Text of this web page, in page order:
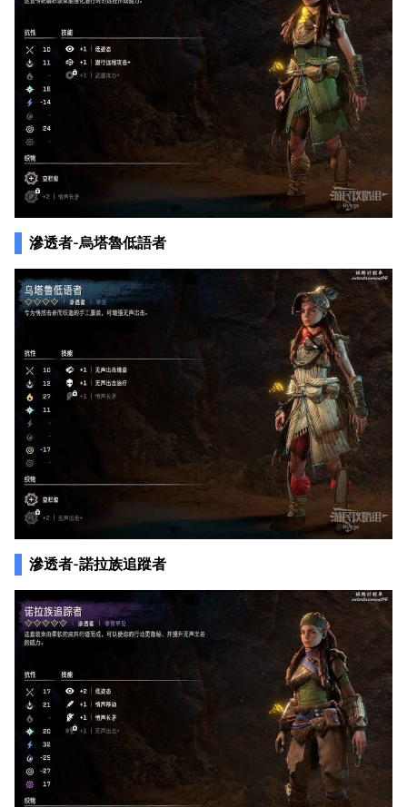
滲透者-烏塔魯低語者
滲透者-諾拉族追蹤者